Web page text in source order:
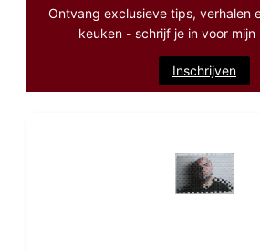
Ontvang exclusieve tips, verhalen
keuken - schrijf je in voor mijn
Inschrijven